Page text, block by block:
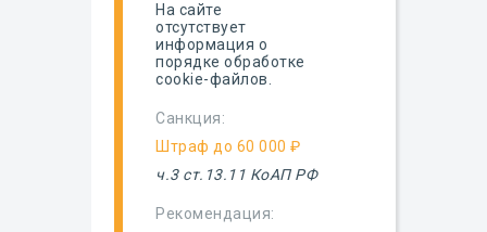
Санкция:
ч.3 ст.13.11 КоАП РФ
Рекомендация:
Штраф до 60 000 ₽
На сайте
отсутствует
информация о
порядке обработке
cookie-файлов.